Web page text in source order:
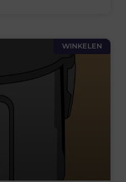
WINKELEN